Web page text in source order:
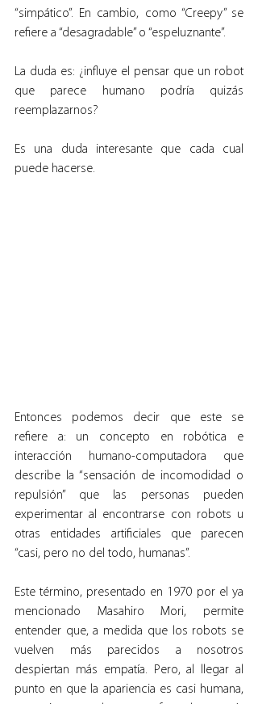
“simpático”. En cambio, como “Creepy” se
refiere a “desagradable” o “espeluznante”.
La duda es: ¿influye el pensar que un robot
que parece humano podría quizás
reemplazarnos?
Es una duda interesante que cada cual
puede hacerse.
Entonces podemos decir que este se
refiere a: un concepto en robótica e
interacción humano-computadora que
describe la “sensación de incomodidad o
repulsión” que las personas pueden
experimentar al encontrarse con robots u
otras entidades artificiales que parecen
“casi, pero no del todo, humanas”.
Este término, presentado en 1970 por el ya
mencionado Masahiro Mori, permite
entender que, a medida que los robots se
vuelven más parecidos a nosotros
despiertan más empatía. Pero, al llegar al
punto en que la apariencia es casi humana,